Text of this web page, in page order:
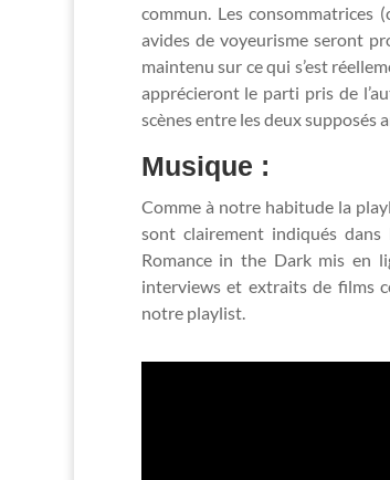
commun. Les consommatrices
avides de voyeurisme seront
maintenu sur ce qui s’est
apprécieront le parti pris de
scènes entre les deux supposés
Musique :
Comme à notre habitude la
sont clairement indiqués
Romance in the Dark mis en
interviews et extraits de films
notre playlist.